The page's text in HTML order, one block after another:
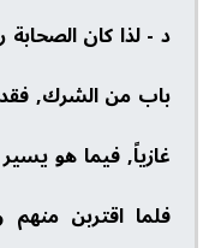
د - لذا كان
باب من الشرك,
غازياً, فيما هو
فلما اقتربن